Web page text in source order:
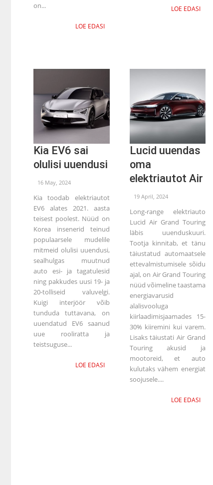
on...
LOE EDASI
LOE EDASI
Kia EV6 sai
olulisi uuendusi
16 May, 2024
Kia toodab elektriautot
EV6 alates 2021. aasta
teisest poolest. Nüüd on
Korea insenerid teinud
populaarsele mudelile
mitmeid olulisi uuendusi,
sealhulgas muutnud
auto esi- ja tagatulesid
ning pakkudes uusi 19- ja
20-tolliseid valuvelgi.
Kuigi interjöör võib
tunduda tuttavana, on
uuendatud EV6 saanud
uue rooliratta ja
teistsuguse...
LOE EDASI
Lucid uuendas
oma
elektriautot Air
19 April, 2024
Long-range elektriauto
Lucid Air Grand Touring
läbis uuenduskuuri.
Tootja kinnitab, et tänu
täiustatud automaatsele
ettevalmistumisele sõidu
ajal, on Air Grand Touring
nüüd võimeline taastama
energiavarusid
alalisvooluga
kiirlaadimisjaamades 15-
30% kiiremini kui varem.
Lisaks täiustati Air Grand
Touring akusid ja
mootoreid, et auto
kulutaks vähem energiat
soojusele....
LOE EDASI